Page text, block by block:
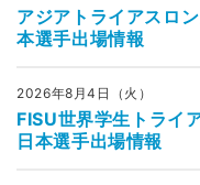
アジアトライアスロ
本選手出場情報
2026年8月4日（火）
FISU世界学生トライ
日本選手出場情報